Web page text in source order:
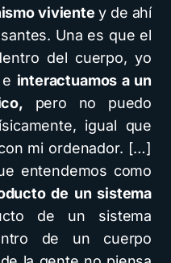
viviente y de ahí
Una es que el
del cuerpo, yo
interactuamos a un
pero no puedo
igual que
mi ordenador. […]
entendemos como
de un sistema
de un sistema
de un cuerpo